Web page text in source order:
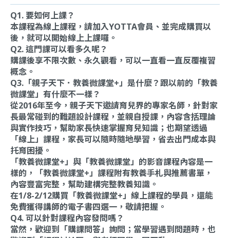
Q1. 要如何上課？
本課程為線上課程，請加入YOTTA會員、並完成購買以
後，就可以開始線上上課囉。
Q2. 這門課可以看多久呢？
購課後享不限次數、永久觀看，可以一直看一直反覆複習
概念。
Q3.「親子天下．教養微課堂+」是什麼？跟以前的「教養
微課堂」有什麼不一樣？
從2016年至今，親子天下邀請育兒界的專家名師，針對家
長最常碰到的難題設計課程，並親自授課，內容含括理論
與實作技巧，幫助家長快速掌握育兒知識；也期望透過
「線上」課程，家長可以隨時隨地學習，省去出門成本與
托育困擾。
「教養微課堂+」與「教養微課堂」的影音課程內容是一
樣的，「教養微課堂+」課程附有教養手札與推薦書單，
內容豐富完整，幫助建構完整教養知識。
在1/8-2/12購買「教養微課堂+」線上課程的學員，還能
免費獲得講師的電子書四選一，敬請把握。
Q4. 可以針對課程內容發問嗎？
當然，歡迎到「購課問答」詢問；當學習遇到問題時，也